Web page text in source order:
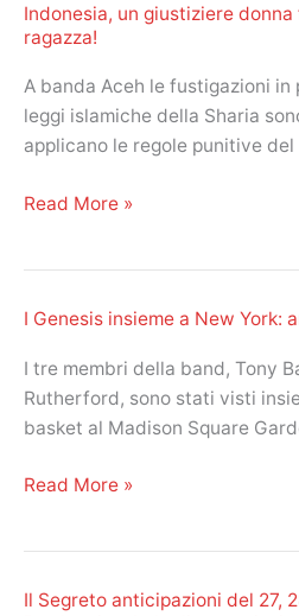
anticipazioni
del
31
gennaio,
febbraio
Filippo:
di
non
ritorno?
Indonesia, un giustiziere
ragazza!
A banda Aceh le fustigazioni
leggi islamiche della Sharia
applicano le regole punitive del
Indonesia,
frusta
pubblico
una
ragazza!
Read More »
I Genesis insieme a New York:
I tre membri della band, Tony
Rutherford, sono stati visti
basket al Madison Square
I
New
Read More »
Il Segreto anticipazioni del 27,